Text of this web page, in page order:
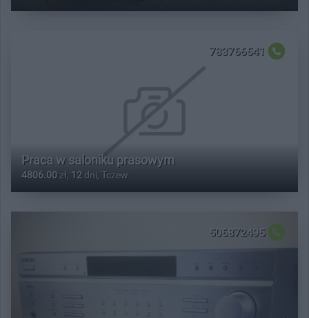
783766541
Praca w saloniku prasowym
4806.00 zł, 12 dni, Tczew
506872495